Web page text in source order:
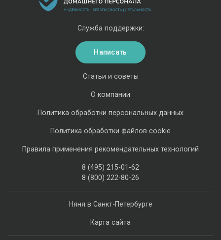
Няня в Санкт-Петербурге
Карта сайта
Статьи и советы
О компании
Политика обработки персональных данных
Политика обработки файлов cookie
Правила применения рекомендательных технологий
8 (495) 215-01-62
8 (800) 222-80-26
Служба поддержки:
Написать